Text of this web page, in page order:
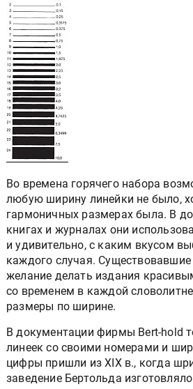
Во времена горячего набора
любую ширину линейки не было,
гармоничных размерах была. В
книгах и журналах они
и удивительно, с каким вкусом
каждого случая. Существовавшие
желание делать издания
со временем в каждой
размеры по ширине.
В документации фирмы Bert-hold
линеек со своими номерами и
цифры пришли из XIX в., когда
заведение Бертольда